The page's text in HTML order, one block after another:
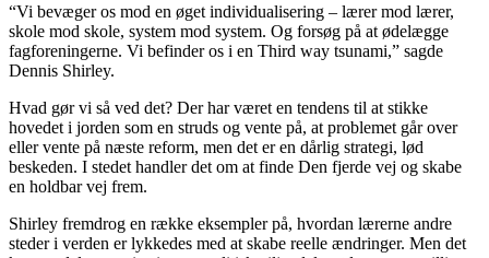
“Vi bevæger os mod en øget individualisering – lærer mod lærer,
skole mod skole, system mod system. Og forsøg på at ødelægge
fagforeningerne. Vi befinder os i en Third way tsunami,” sagde
Dennis Shirley.
Hvad gør vi så ved det? Der har været en tendens til at stikke
hovedet i jorden som en struds og vente på, at problemet går over
eller vente på næste reform, men det er en dårlig strategi, lød
beskeden. I stedet handler det om at finde Den fjerde vej og skabe
en holdbar vej frem.
Shirley fremdrog en række eksempler på, hvordan lærerne andre
steder i verden er lykkedes med at skabe reelle ændringer. Men det